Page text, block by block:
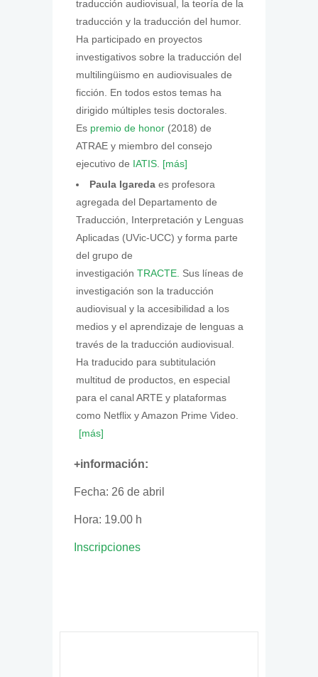
traducción audiovisual, la teoría de la
traducción y la traducción del humor.
Ha participado en proyectos
investigativos sobre la traducción del
multilingüismo en audiovisuales de
ficción. En todos estos temas ha
dirigido múltiples tesis doctorales.
Es premio de honor (2018) de
ATRAE y miembro del consejo
ejecutivo de IATIS [más]
Paula Igareda es profesora
agregada del Departamento de
Traducción, Interpretación y Lenguas
Aplicadas (UVic-UCC) y forma parte
del grupo de
investigación TRACTE. Sus líneas de
investigación son la traducción
audiovisual y la accesibilidad a los
medios y el aprendizaje de lenguas a
través de la traducción audiovisual.
Ha traducido para subtitulación
multitud de productos, en especial
para el canal ARTE y plataformas
como Netflix y Amazon Prime Video.
[más]
+información:
Fecha: 26 de abril
Hora: 19.00 h
Inscripciones